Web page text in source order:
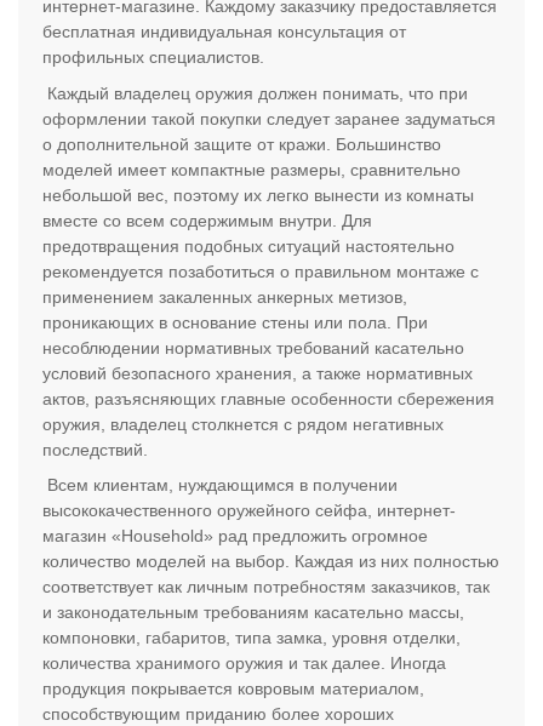
интернет-магазине. Каждому заказчику предоставляется
бесплатная индивидуальная консультация от
профильных специалистов.
Каждый владелец оружия должен понимать, что при
оформлении такой покупки следует заранее задуматься
о дополнительной защите от кражи. Большинство
моделей имеет компактные размеры, сравнительно
небольшой вес, поэтому их легко вынести из комнаты
вместе со всем содержимым внутри. Для
предотвращения подобных ситуаций настоятельно
рекомендуется позаботиться о правильном монтаже с
применением закаленных анкерных метизов,
проникающих в основание стены или пола. При
несоблюдении нормативных требований касательно
условий безопасного хранения, а также нормативных
актов, разъясняющих главные особенности сбережения
оружия, владелец столкнется с рядом негативных
последствий.
Всем клиентам, нуждающимся в получении
высококачественного оружейного сейфа, интернет-
магазин «Household» рад предложить огромное
количество моделей на выбор. Каждая из них полностью
соответствует как личным потребностям заказчиков, так
и законодательным требованиям касательно массы,
компоновки, габаритов, типа замка, уровня отделки,
количества хранимого оружия и так далее. Иногда
продукция покрывается ковровым материалом,
способствующим приданию более хороших